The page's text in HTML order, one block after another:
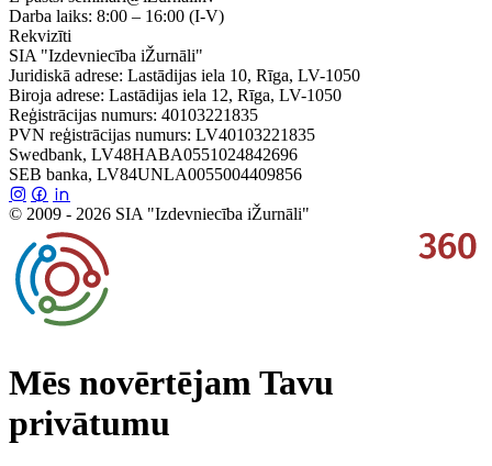
Darba laiks: 8:00 – 16:00 (I-V)
Rekvizīti
SIA "Izdevniecība iŽurnāli"
Juridiskā adrese: Lastādijas iela 10, Rīga, LV-1050
Biroja adrese: Lastādijas iela 12, Rīga, LV-1050
Reģistrācijas numurs: 40103221835
PVN reģistrācijas numurs: LV40103221835
Swedbank, LV48HABA0551024842696
SEB banka, LV84UNLA0055004409856
© 2009 - 2026 SIA "Izdevniecība iŽurnāli"
Mēs novērtējam Tavu
privātumu